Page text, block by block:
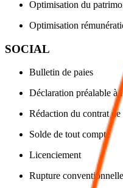
Optimisation du
Optimisation
SOCIAL
Bulletin de paies
Déclaration préalable à
Rédaction du contrat de
Solde de tout compte
Licenciement
Rupture conventionnelle